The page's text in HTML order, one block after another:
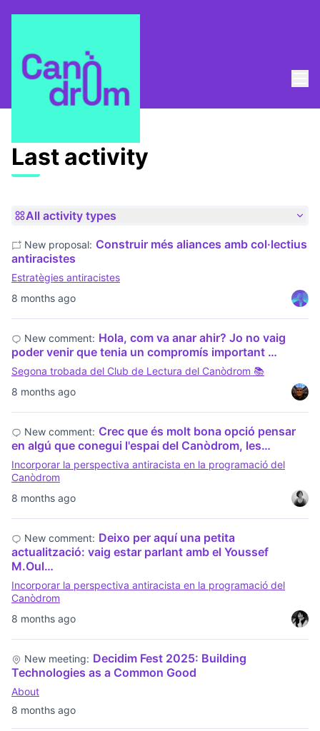
Last activities
Last activity
All activity types
8 months ago
New proposal: Construir més aliances amb col·lectius
antiracistes
Estratègies antiracistes
8 months ago
New comment: Hola, com va anar ahir? Jo no vaig
poder venir que tenia un compromís important …
Segona trobada del Club de Lectura del Canòdrom 📚
8 months ago
New comment: Crec que és molt bona opció pensar
en algú que conegui l'espai del Canòdrom, les…
Incorporar la perspectiva antiracista en la programació del
Canòdrom
8 months ago
New comment: Deixo per aquí una petita
actualització: vaig estar parlant amb el Youssef
M.Oul…
Incorporar la perspectiva antiracista en la programació del
Canòdrom
8 months ago
New meeting: Decidim Fest 2025: Building
Technologies as a Common Good
About